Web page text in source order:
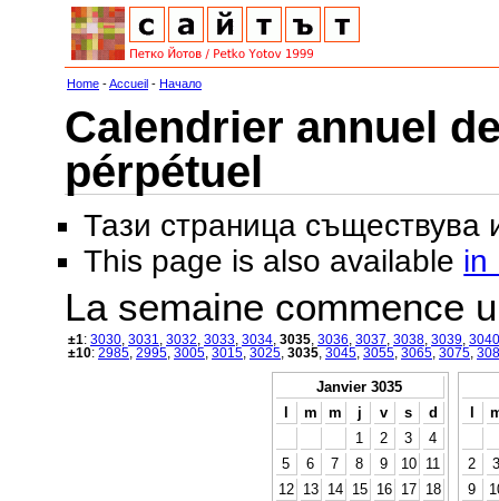
Home -Accueil - Начало
Calendrier annuel
pérpétuel
Тази страница съществува
This page is also available in
La semaine commence
±1: 3030 3031 3032 3033 3034 3035 3036 3037 3038 3039 3040
±10: 2985 2995 3005 3015 3025 3035 3045 3055 3065 3075
Janvier 3035
l
m m j v s
d
1
2 3
4
5
6 7 8 9 10
11
12
13 14 15 16 17
18
l
2
3
9